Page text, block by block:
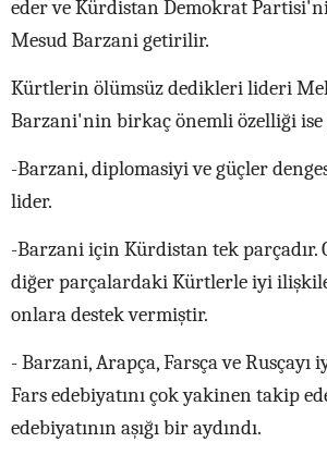
eder ve Kürdistan Demokrat
Mesud Barzani getirilir.
Kürtlerin ölümsüz dedikleri lideri
Barzani'nin birkaç önemli özelliği ise
-Barzani, diplomasiyi ve güçler
lider.
-Barzani için Kürdistan tek
diğer parçalardaki Kürtlerle iyi
onlara destek vermiştir.
- Barzani, Arapça, Farsça ve Rusçayı
Fars edebiyatını çok yakinen takip
edebiyatının aşığı bir aydındı.